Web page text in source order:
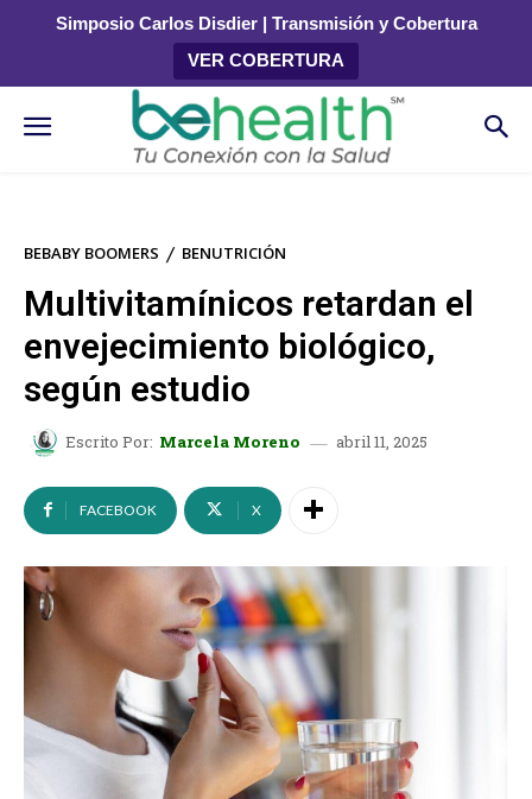
Simposio Carlos Disdier | Transmisión y Cobertura
VER COBERTURA
BEBABY BOOMERS BENUTRICIÓN
Multivitamínicos retardan el
envejecimiento biológico,
según estudio
Escrito Por: Marcela Moreno abril 11, 2025
FACEBOOK X